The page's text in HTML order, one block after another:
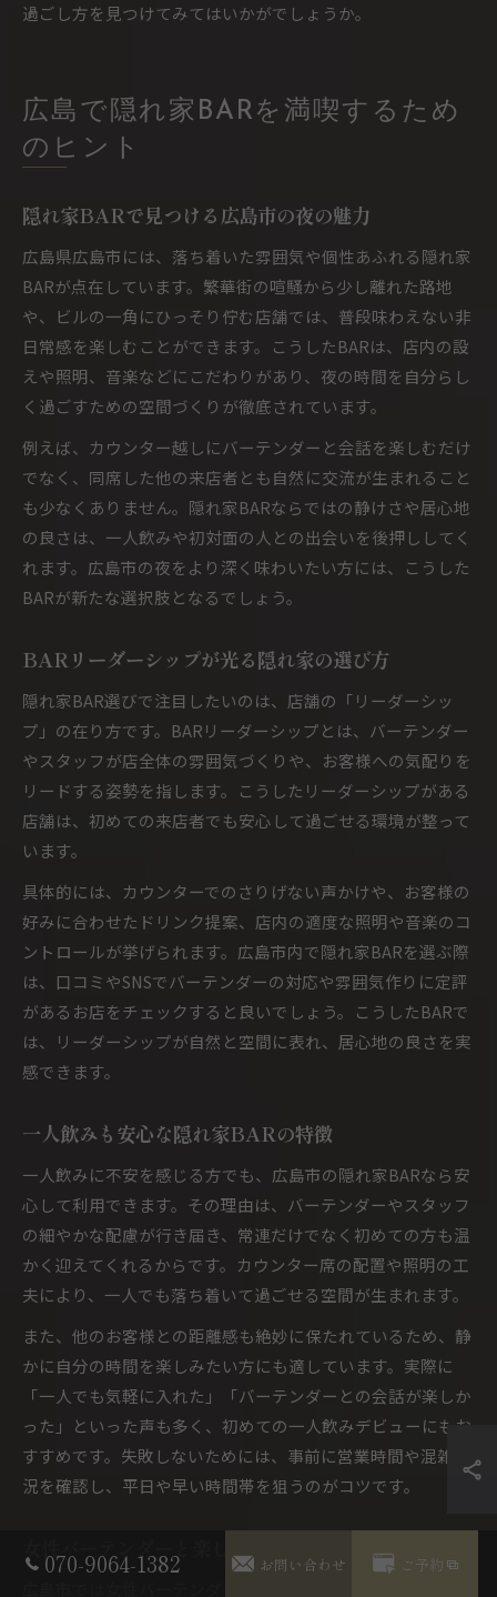
過ごし方を見つけてみてはいかがでしょうか。
広島で隠れ家BARを満喫するため
のヒント
隠れ家BARで見つける広島市の夜の魅力
広島県広島市には、落ち着いた雰囲気や個性あふれる隠れ家
BARが点在しています。繁華街の喧騒から少し離れた路地
や、ビルの一角にひっそり佇む店舗では、普段味わえない非
日常感を楽しむことができます。こうしたBARは、店内の設
えや照明、音楽などにこだわりがあり、夜の時間を自分らし
く過ごすための空間づくりが徹底されています。
例えば、カウンター越しにバーテンダーと会話を楽しむだけ
でなく、同席した他の来店者とも自然に交流が生まれること
も少なくありません。隠れ家BARならではの静けさや居心地
の良さは、一人飲みや初対面の人との出会いを後押ししてく
れます。広島市の夜をより深く味わいたい方には、こうした
BARが新たな選択肢となるでしょう。
BARリーダーシップが光る隠れ家の選び方
隠れ家BAR選びで注目したいのは、店舗の「リーダーシッ
プ」の在り方です。BARリーダーシップとは、バーテンダー
やスタッフが店全体の雰囲気づくりや、お客様への気配りを
リードする姿勢を指します。こうしたリーダーシップがある
店舗は、初めての来店者でも安心して過ごせる環境が整って
います。
具体的には、カウンターでのさりげない声かけや、お客様の
好みに合わせたドリンク提案、店内の適度な照明や音楽のコ
ントロールが挙げられます。広島市内で隠れ家BARを選ぶ際
は、口コミやSNSでバーテンダーの対応や雰囲気作りに定評
があるお店をチェックすると良いでしょう。こうしたBARで
は、リーダーシップが自然と空間に表れ、居心地の良さを実
感できます。
一人飲みも安心な隠れ家BARの特徴
一人飲みに不安を感じる方でも、広島市の隠れ家BARなら安
心して利用できます。その理由は、バーテンダーやスタッフ
の細やかな配慮が行き届き、常連だけでなく初めての方も温
かく迎えてくれるからです。カウンター席の配置や照明の工
夫により、一人でも落ち着いて過ごせる空間が生まれます。
また、他のお客様との距離感も絶妙に保たれているため、静
かに自分の時間を楽しみたい方にも適しています。実際に
「一人でも気軽に入れた」「バーテンダーとの会話が楽しか
った」といった声も多く、初めての一人飲みデビューにもお
すすめです。失敗しないためには、事前に営業時間や混雑状
況を確認し、平日や早い時間帯を狙うのがコツです。
女性バーテンダーと楽しむBARの隠れ家体験
070-9064-1382 お問い合わせ ご予約